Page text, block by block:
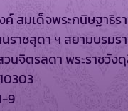
สมเด็จพระกนิษฐาธิรา
ราชสุดา ฯ สยามบรมร
นจิตรลดา พระราชวัง
9